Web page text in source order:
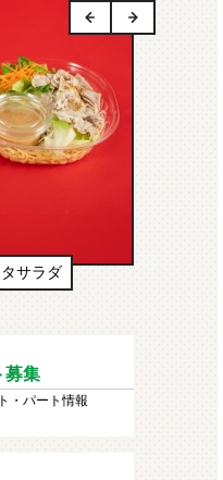
サラダ
募集
・パート情報